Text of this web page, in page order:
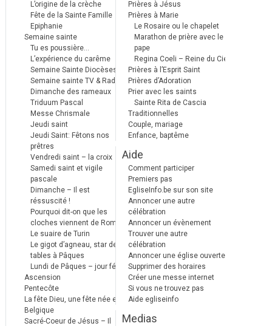
L’origine de la crèche
Fête de la Sainte Famille
Epiphanie
Semaine sainte
Tu es poussière…
L’expérience du carême
Semaine Sainte Diocèses
Semaine sainte TV & Radio
Dimanche des rameaux
Triduum Pascal
Messe Chrismale
Jeudi saint
Jeudi Saint: Fêtons nos
prêtres
Vendredi saint – la croix
Samedi saint et vigile
pascale
Dimanche – Il est
réssuscité !
Pourquoi dit-on que les
cloches viennent de Rome ?
Le suaire de Turin
Le gigot d’agneau, star des
tables à Pâques
Lundi de Pâques – jour férié
Ascension
Pentecôte
La fête Dieu, une fête née en
Belgique
Sacré-Coeur de Jésus – Il
Prières à Jésus
Prières à Marie
Le Rosaire ou le chapelet
Marathon de prière avec le
pape
Regina Coeli – Reine du Ciel
Prières à l’Esprit Saint
Prières d’Adoration
Prier avec les saints
Sainte Rita de Cascia
Traditionnelles
Couple, mariage
Enfance, baptême
Aide
Comment participer
Premiers pas
EgliseInfo.be sur son site
Annoncer une autre
célébration
Annoncer un évènement
Trouver une autre
célébration
Annoncer une église ouverte
Supprimer des horaires
Créer une messe internet
Si vous ne trouvez pas
Aide egliseinfo
Medias